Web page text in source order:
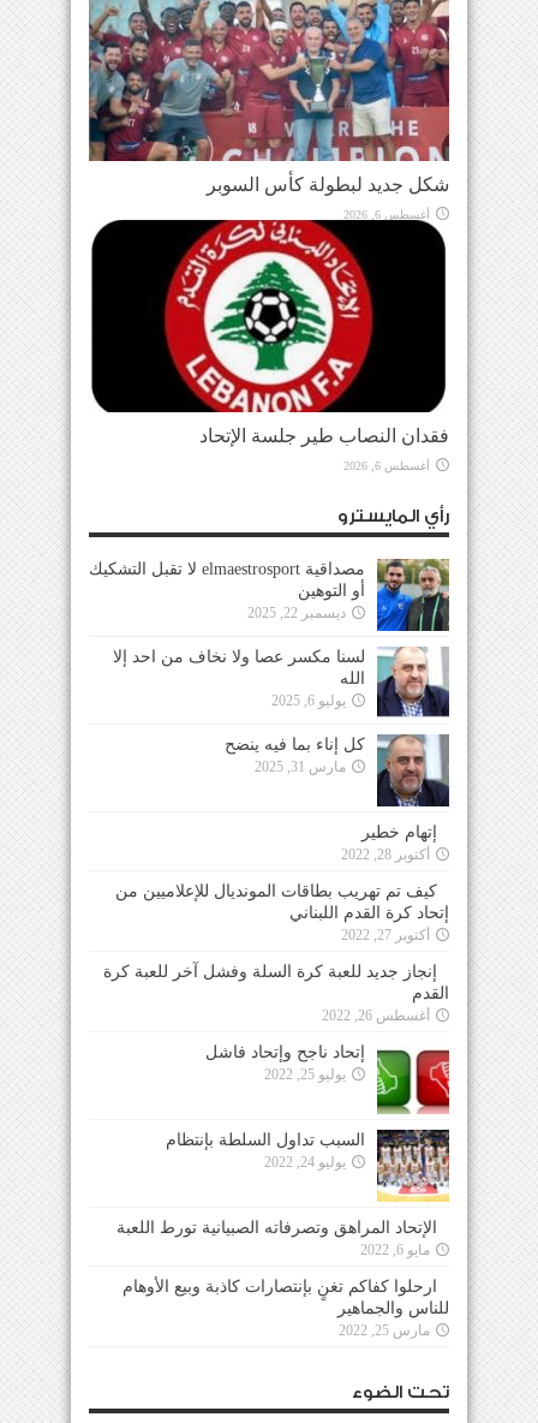
شكل جديد لبطولة كأس السوبر
أغسطس 6, 2026
فقدان النصاب طير جلسة الإتحاد
أغسطس 6, 2026
رأي المايسترو
مصداقية elmaestrosport لا تقبل التشكيك
أو التوهين
ديسمبر 22, 2025
لسنا مكسر عصا ولا نخاف من احد إلا
الله
يوليو 6, 2025
كل إناء بما فيه ينضح
مارس 31, 2025
إتهام خطير
أكتوبر 28, 2022
كيف تم تهريب بطاقات المونديال للإعلاميين من
إتحاد كرة القدم اللبناني
أكتوبر 27, 2022
إنجاز جديد للعبة كرة السلة وفشل آخر للعبة كرة
القدم
أغسطس 26, 2022
إتحاد ناجح وإتحاد فاشل
يوليو 25, 2022
السبب تداول السلطة بإنتظام
يوليو 24, 2022
الإتحاد المراهق وتصرفاته الصبيانية تورط اللعبة
مايو 6, 2022
ارحلوا كفاكم تغنٍ بإنتصارات كاذبة وبيع الأوهام
للناس والجماهير
مارس 25, 2022
تحت الضوء